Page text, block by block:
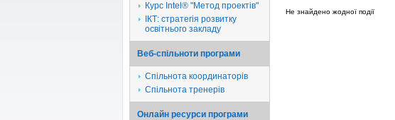
Курс Intel® "Метод проектів"
ІКТ: стратегія розвитку
освітнього закладу
Веб-спільноти програми
Спільнота координаторів
Спільнота тренерів
Онлайн ресурси програми
Не знайдено жодної події